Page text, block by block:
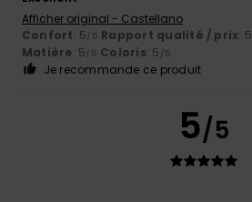
Afficher original - Castellano
Confort: 5/5 Rapport qualité / prix: 5
Matière: 5/5 Coloris: 5 /5
Je recommande ce produit
5/5